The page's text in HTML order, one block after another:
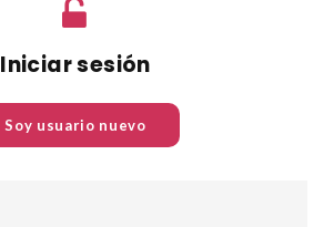
Iniciar sesión
Soy usuario nuevo